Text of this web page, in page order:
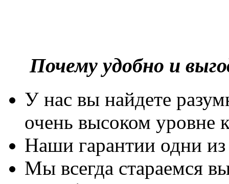
Почему удобно и
У нас вы найдете
очень высоком уровне
Наши гарантии одни
Мы всегда стараемся